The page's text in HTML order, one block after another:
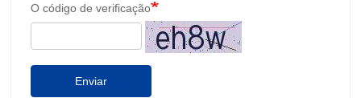
O código de verificação
Enviar